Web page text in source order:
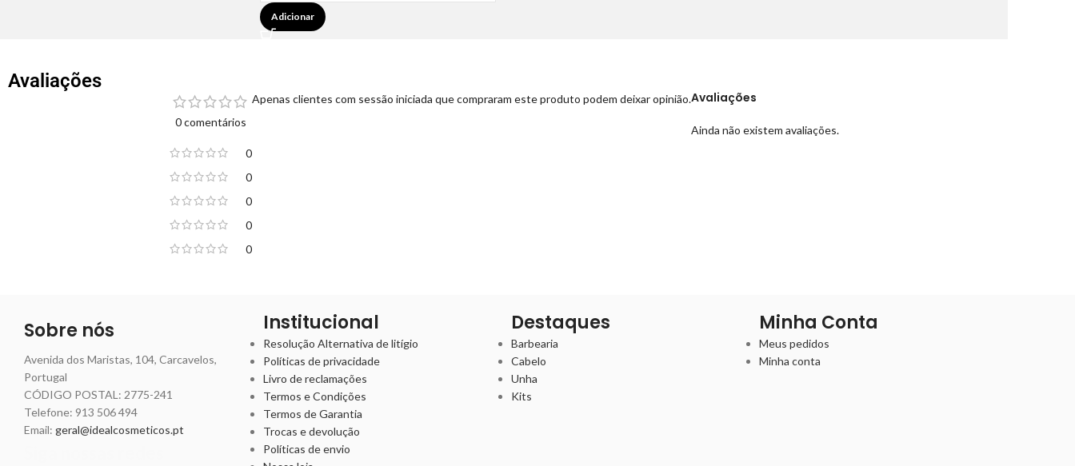
Adicionar
Avaliações
0 comentários
0
0
0
0
0
Avaliações
Ainda não existem avaliações.
Apenas clientes com sessão iniciada que compraram este produto podem deixar opinião.
Sobre nós
Avenida dos Maristas, 104, Carcavelos,
Portugal
CÓDIGO POSTAL: 2775-241
Telefone: 913 506 494
Email: geral@idealcosmeticos.pt
Institucional
Resolução Alternativa de litígio
Políticas de privacidade
Livro de reclamações
Termos e Condições
Termos de Garantia
Trocas e devolução
Políticas de envio
Destaques
Barbearia
Cabelo
Unha
Kits
Minha Conta
Meus pedidos
Minha conta